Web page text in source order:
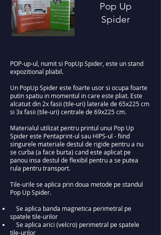
Pop Up
Spider
POP-up-ul, numit si PopUp Spider, este un stand
expozitional pliabil.
Un PopUp Spider este foarte usor si ocupa foarte
putin spatiu in momentul in care este pliat. Este
alcatuit din 2x fasii (tile-uri) laterale de 65x225 cm
si 3x fasii (tile-uri) centrale de 69x225 cm.
Materialul utilizat pentru printul unui Pop Up
Spider este Pentaprint-ul sau HIPS-ul - fiind
singurele materiale destul de rigide pentru a nu
se curba (a face burta) cand este aplicat pe
panou insa destul de flexibil pentru a se putea
rula pentru transport.
Tile-urile se aplica prin doua metode pe standul
Pop Up Spider.
Se aplica banda magnetica perimetral pe
spatele tile-urilor
Se aplica arici (velcro) perimetral pe spatele
tile-urilor